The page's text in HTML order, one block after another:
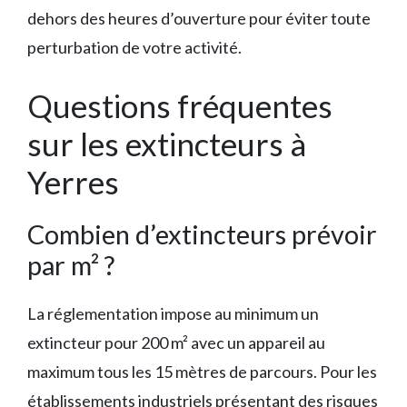
dehors des heures d’ouverture pour éviter toute
perturbation de votre activité.
Questions fréquentes
sur les extincteurs à
Yerres
Combien d’extincteurs prévoir
par m² ?
La réglementation impose au minimum un
extincteur pour 200 m² avec un appareil au
maximum tous les 15 mètres de parcours. Pour les
établissements industriels présentant des risques